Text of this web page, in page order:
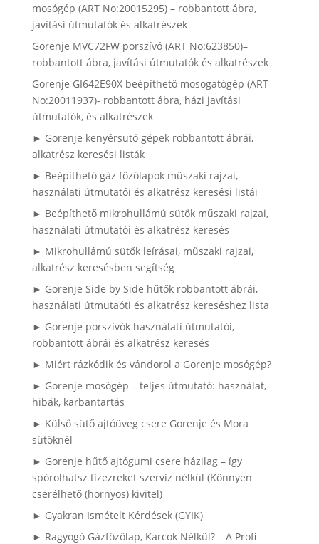
mosógép (ART No:20015295) – robbantott ábra,
javítási útmutatók és alkatrészek
Gorenje MVC72FW porszívó (ART No:623850)–
robbantott ábra, javítási útmutatók és alkatrészek
Gorenje GI642E90X beépíthető mosogatógép (ART
No:20011937)- robbantott ábra, házi javítási
útmutatók, és alkatrészek
► Gorenje kenyérsütő gépek robbantott ábrái,
alkatrész keresési listák
► Beépíthető gáz főzőlapok műszaki rajzai,
használati útmutatói és alkatrész keresési listái
► Beépíthető mikrohullámú sütők műszaki rajzai,
használati útmutatói és alkatrész keresés
► Mikrohullámú sütők leírásai, műszaki rajzai,
alkatrész keresésben segítség
► Gorenje Side by Side hűtők robbantott ábrái,
használati útmutaóti és alkatrész kereséshez lista
► Gorenje porszívók használati útmutatói,
robbantott ábrái és alkatrész keresés
► Miért rázkódik és vándorol a Gorenje mosógép?
► Gorenje mosógép – teljes útmutató: használat,
hibák, karbantartás
► Külső sütő ajtóüveg csere Gorenje és Mora
sütőknél
► Gorenje hűtő ajtógumi csere házilag – így
spórolhatsz tízezreket szerviz nélkül (Könnyen
cserélhető (hornyos) kivitel)
► Gyakran Ismételt Kérdések (GYIK)
► Ragyogó Gázfőzőlap, Karcok Nélkül? – A Profi